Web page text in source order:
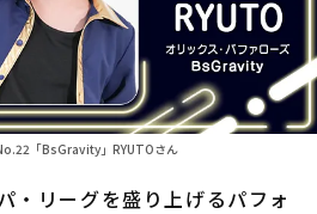
ファイターズ
「BsGravity」RYUTOさん
・リーグを盛り上げるパフォ